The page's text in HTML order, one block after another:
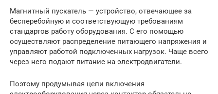
Магнитный пускатель — устройство, отвечающее за
бесперебойную и соответствующую требованиям
стандартов работу оборудования. С его помощью
осуществляют распределение питающего напряжения и
управляют работой подключенных нагрузок. Чаще всего
через него подают питание на электродвигатели.
Поэтому продумывая цепи включения